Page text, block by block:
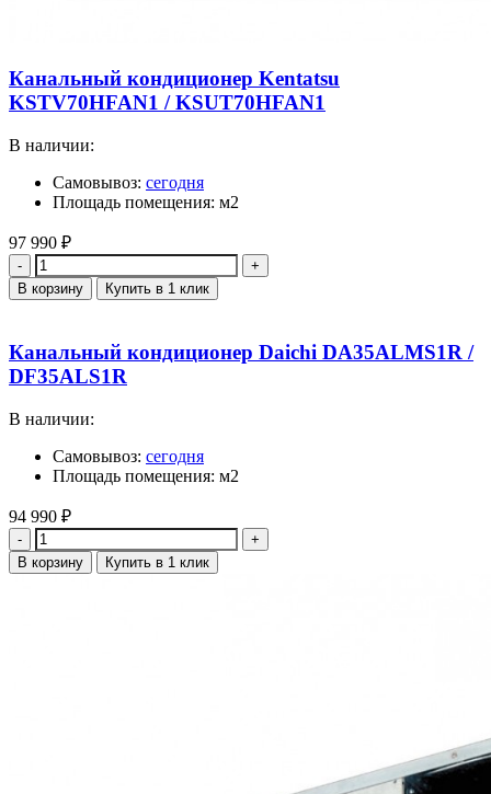
Канальный кондиционер Kentatsu
KSTV70HFAN1 / KSUT70HFAN1
В наличии:
Самовывоз: сегодня
Площадь помещения: м2
97 990 ₽
Количество
В корзину Купить в 1 клик
Канальный кондиционер Daichi DA35ALMS1R /
DF35ALS1R
В наличии:
Самовывоз: сегодня
Площадь помещения: м2
94 990 ₽
Количество
В корзину Купить в 1 клик